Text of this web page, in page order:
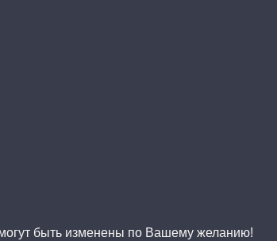
быть изменены по Вашему желанию!